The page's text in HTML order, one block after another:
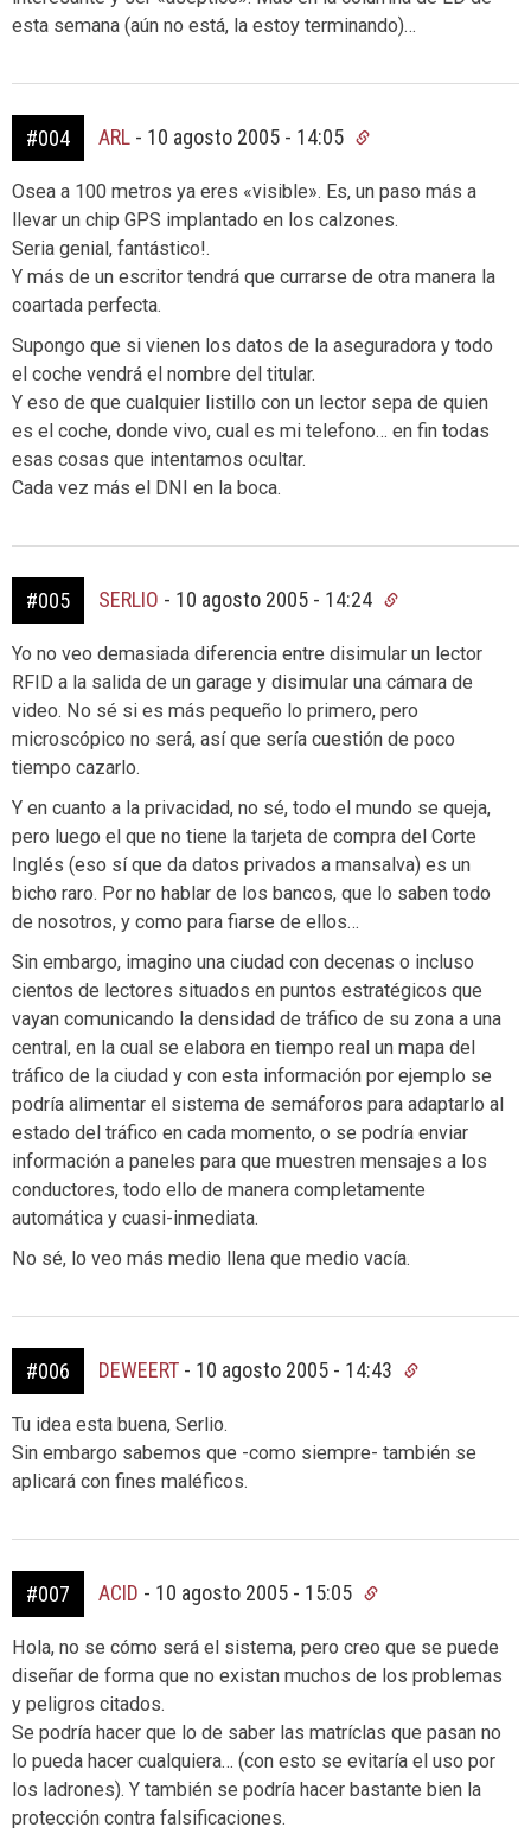
esta semana (aún no está, la estoy terminando)…
#004 ARL - 10 agosto 2005 - 14:05
Osea a 100 metros ya eres «visible». Es, un paso más a
llevar un chip GPS implantado en los calzones.
Seria genial, fantástico!.
Y más de un escritor tendrá que currarse de otra manera la
coartada perfecta.
Supongo que si vienen los datos de la aseguradora y todo
el coche vendrá el nombre del titular.
Y eso de que cualquier listillo con un lector sepa de quien
es el coche, donde vivo, cual es mi telefono… en fin todas
esas cosas que intentamos ocultar.
Cada vez más el DNI en la boca.
#005 SERLIO - 10 agosto 2005 - 14:24
Yo no veo demasiada diferencia entre disimular un lector
RFID a la salida de un garage y disimular una cámara de
video. No sé si es más pequeño lo primero, pero
microscópico no será, así que sería cuestión de poco
tiempo cazarlo.
Y en cuanto a la privacidad, no sé, todo el mundo se queja,
pero luego el que no tiene la tarjeta de compra del Corte
Inglés (eso sí que da datos privados a mansalva) es un
bicho raro. Por no hablar de los bancos, que lo saben todo
de nosotros, y como para fiarse de ellos…
Sin embargo, imagino una ciudad con decenas o incluso
cientos de lectores situados en puntos estratégicos que
vayan comunicando la densidad de tráfico de su zona a una
central, en la cual se elabora en tiempo real un mapa del
tráfico de la ciudad y con esta información por ejemplo se
podría alimentar el sistema de semáforos para adaptarlo al
estado del tráfico en cada momento, o se podría enviar
información a paneles para que muestren mensajes a los
conductores, todo ello de manera completamente
automática y cuasi-inmediata.
No sé, lo veo más medio llena que medio vacía.
#006 DEWEERT - 10 agosto 2005 - 14:43
Tu idea esta buena, Serlio.
Sin embargo sabemos que -como siempre- también se
aplicará con fines maléficos.
#007 ACID - 10 agosto 2005 - 15:05
Hola, no se cómo será el sistema, pero creo que se puede
diseñar de forma que no existan muchos de los problemas
y peligros citados.
Se podría hacer que lo de saber las matríclas que pasan no
lo pueda hacer cualquiera… (con esto se evitaría el uso por
los ladrones). Y también se podría hacer bastante bien la
protección contra falsificaciones.